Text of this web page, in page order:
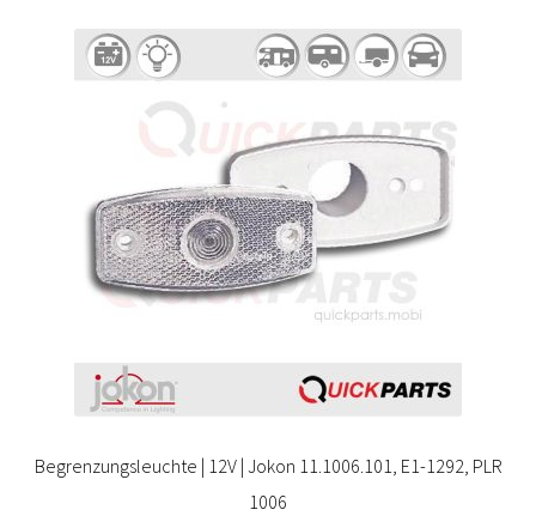
Begrenzungsleuchte | 12V | Jokon 11.1006.101, E1-1292, PLR
1006